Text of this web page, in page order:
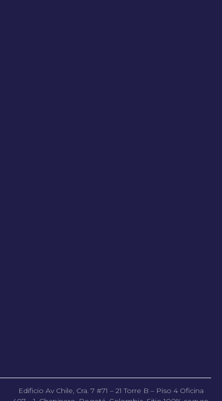
Edificio Av Chile, Cra. 7 #71 – 21 Torre B – Piso 4 Oficina